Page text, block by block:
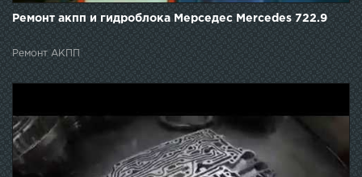
Ремонт акпп и гидроблока Мерседес Mercedes 722.9
Ремонт АКПП